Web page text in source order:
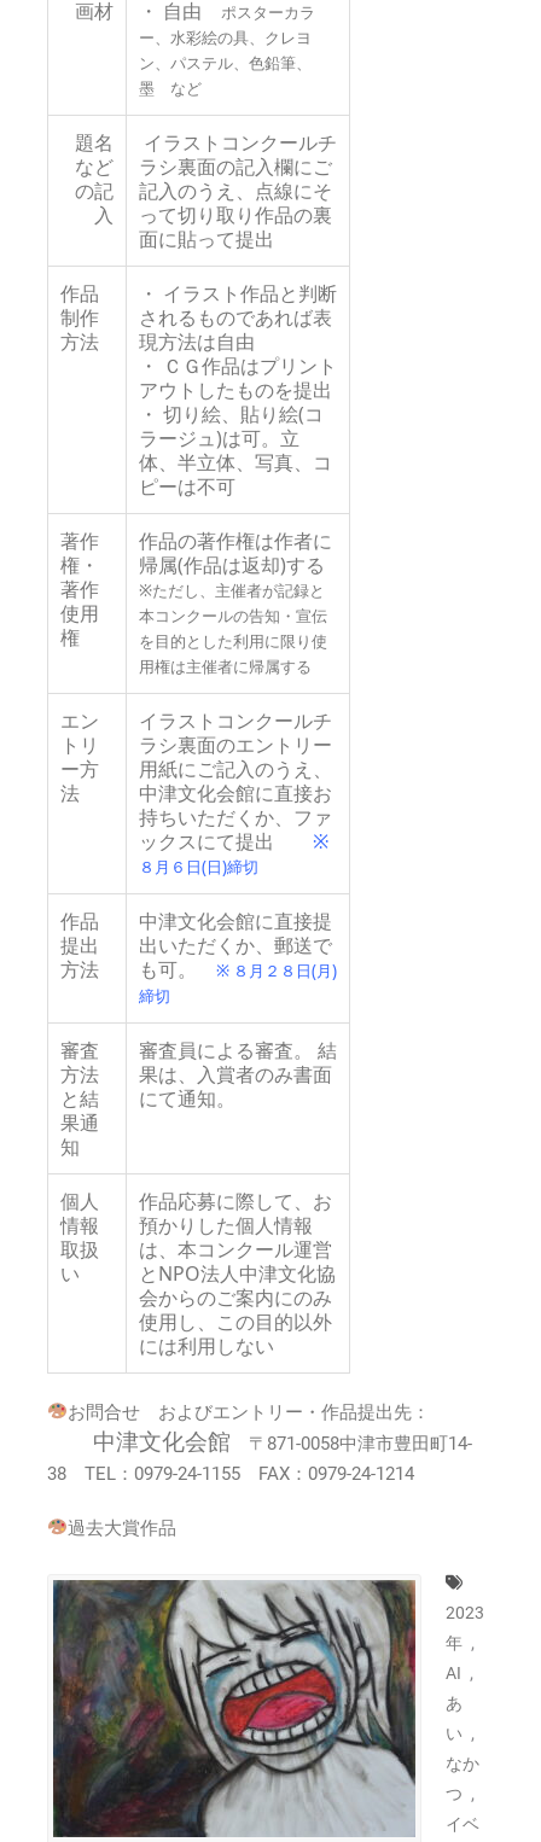
画材 ・ 自由
ポスターカラ
ー、水彩絵の具、クレヨ
ン、パステル、色鉛筆、
墨 など
題名
など
の記
入
イラストコンクールチ
ラシ裏面の記入欄にご
記入のうえ、点線にそ
って切り取り作品の裏
面に貼って提出
作品
制作
方法
・ イラスト作品と判断
されるものであれば表
現方法は自由
・ ＣＧ作品はプリント
アウトしたものを提出
・ 切り絵、貼り絵(コ
ラージュ)は可。立
体、半立体、写真、コ
ピーは不可
著作
権・
著作
使用
権
作品の著作権は作者に
帰属(作品は返却)する
※ただし、主催者が記録と
本コンクールの告知・宣伝
を目的とした利用に限り使
用権は主催者に帰属する
エン
トリ
ー方
法
イラストコンクールチ
ラシ裏面のエントリー
用紙にご記入のうえ、
中津文化会館に直接お
持ちいただくか、ファ
ックスにて提出 ※
８月６日(日)締切
作品
提出
方法
中津文化会館に直接提
出いただくか、郵送で
も可。
※ ８月２８日(月)
締切
審査
方法
と結
果通
知
審査員による審査。 結
果は、入賞者のみ書面
にて通知。
個人
情報
取扱
い
作品応募に際して、お
預かりした個人情報
は、本コンクール運営
とNPO法人中津文化協
会からのご案内にのみ
使用し、この目的以外
には利用しない
お問合せ およびエントリー・作品提出先：
中津文化会館 〒871-0058中津市豊田町14-
38 TEL：0979-24-1155 FAX：0979-24-1214
過去大賞作品
2023
年 ,
AI ,
あ
い ,
なか
つ ,
イベ